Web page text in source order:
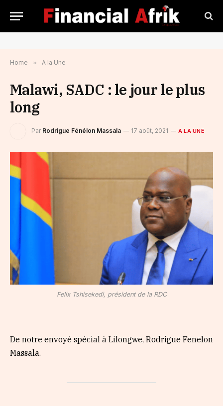
Home » A la Une
Malawi, SADC : le jour le plus
long
Par Rodrigue Fénélon Massala 17 août, 2021 A LA UNE
Felix Tshisekedi, président de la RDC
De notre envoyé spécial à Lilongwe, Rodrigue Fenelon
Massala.